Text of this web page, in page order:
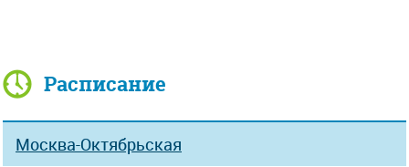
Расписание
Москва-Октябрьская